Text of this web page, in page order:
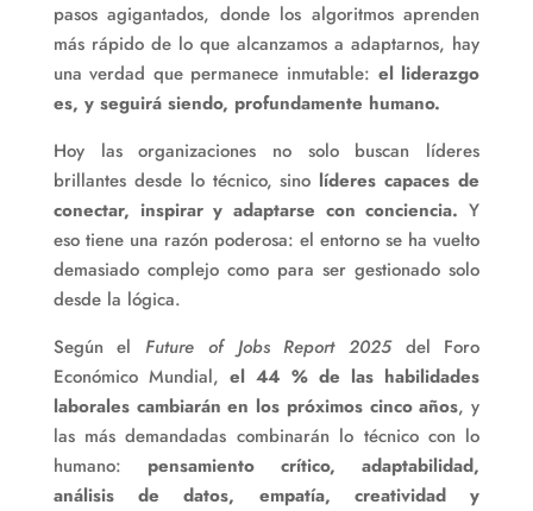
pasos agigantados, donde los algoritmos aprenden
más rápido de lo que alcanzamos a adaptarnos, hay
una verdad que permanece inmutable: el liderazgo
es, y seguirá siendo, profundamente humano.
Hoy las organizaciones no solo buscan líderes
brillantes desde lo técnico, sino líderes capaces de
conectar, inspirar y adaptarse con conciencia. Y
eso tiene una razón poderosa: el entorno se ha vuelto
demasiado complejo como para ser gestionado solo
desde la lógica.
Según elFuture of Jobs Report 2025del Foro
Económico Mundial,el 44 % de las habilidades
laborales cambiarán en los próximos cinco años, y
las más demandadas combinarán lo técnico con lo
humano: pensamiento crítico, adaptabilidad,
análisis de datos, empatía, creatividad y